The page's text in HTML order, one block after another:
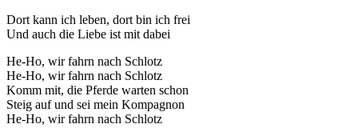
Dort kann ich leben, dort bin ich frei
Und auch die Liebe ist mit dabei
He-Ho, wir fahrn nach Schlotz
He-Ho, wir fahrn nach Schlotz
Komm mit, die Pferde warten schon
Steig auf und sei mein Kompagnon
He-Ho, wir fahrn nach Schlotz